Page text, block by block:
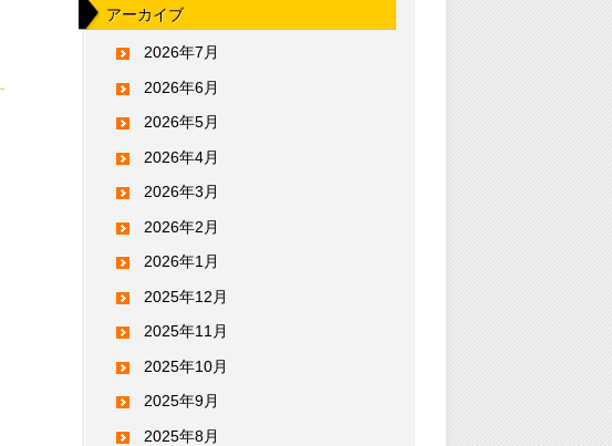
アーカイブ
2026年7月
2026年6月
2026年5月
2026年4月
2026年3月
2026年2月
2026年1月
2025年12月
2025年11月
2025年10月
2025年9月
2025年8月